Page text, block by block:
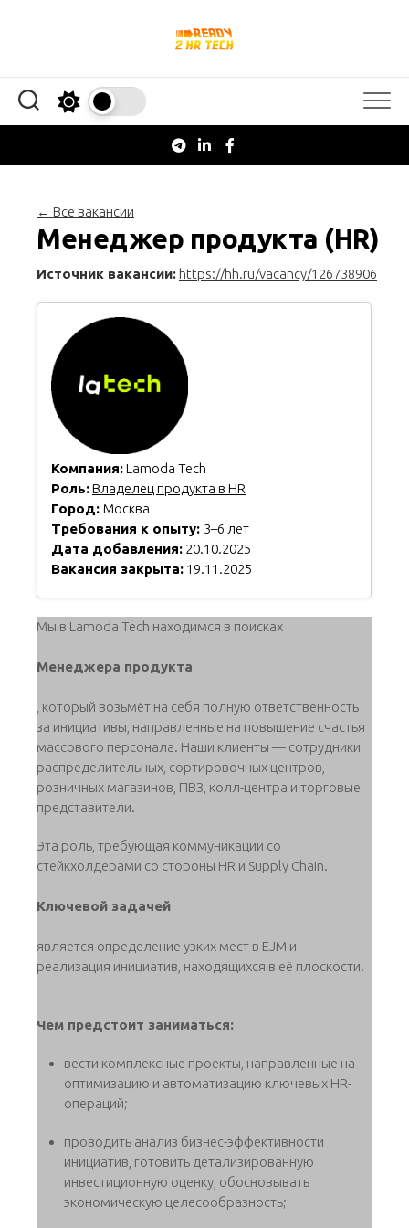
← Все вакансии
Менеджер продукта (HR)
Источник вакансии: https://hh.ru/vacancy/126738906
Компания:Lamoda Tech
Роль:Владелец продукта в HR
Город: Москва
Требования к опыту: 3–6 лет
Дата добавления: 20.10.2025
Вакансия закрыта: 19.11.2025
Мы в Lamoda Tech находимся в поисках
Менеджера продукта
, который возьмёт на себя полную ответственность
за инициативы, направленные на повышение счастья
массового персонала. Наши клиенты — сотрудники
распределительных, сортировочных центров,
розничных магазинов, ПВЗ, колл-центра и торговые
представители.
Эта роль, требующая коммуникации со
стейкхолдерами со стороны HR и Supply Chain.
Ключевой задачей
является определение узких мест в EJM и
реализация инициатив, находящихся в её плоскости.
Чем предстоит заниматься:
вести комплексные проекты, направленные на
оптимизацию и автоматизацию ключевых HR-
операций;
проводить анализ бизнес-эффективности
инициатив, готовить детализированную
инвестиционную оценку, обосновывать
экономическую целесообразность;